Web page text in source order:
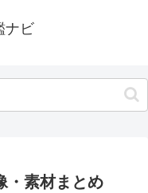
ナビ
・素材まとめ